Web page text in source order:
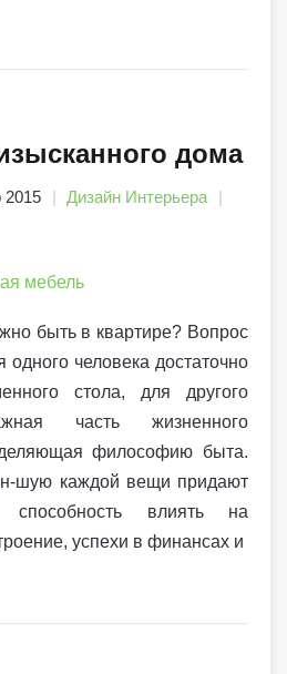
дома
2015
Дизайн Интерьера
быть в квартире? Вопрос
одного человека достаточно
стола, для другого
часть жизненного
философию быта.
шую каждой вещи придают
способность влиять на
успехи в финансах и